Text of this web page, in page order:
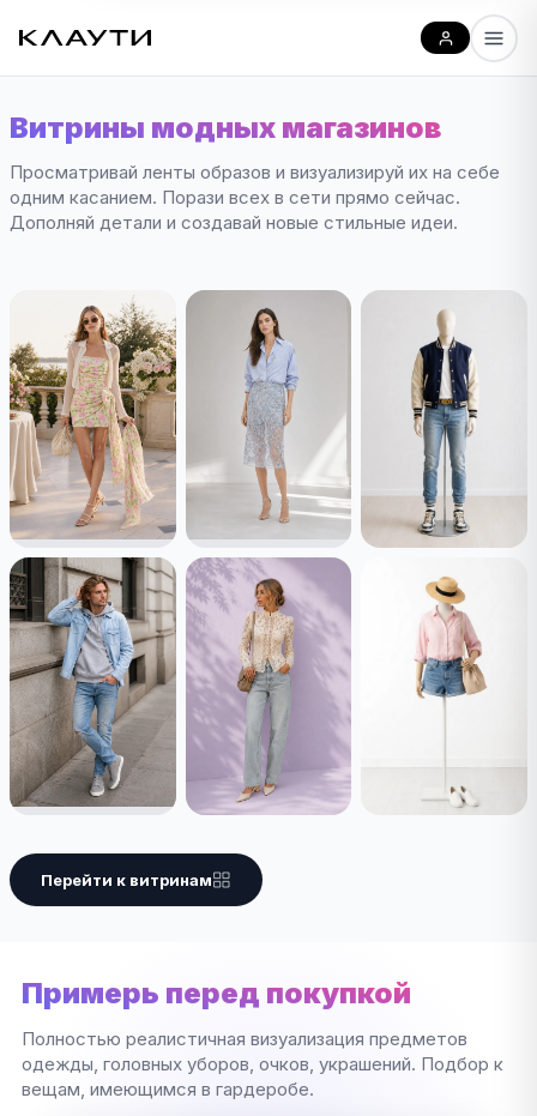
Витрины модных магазинов
Просматривай ленты образов и визуализируй их на себе
одним касанием. Порази всех в сети прямо сейчас.
Дополняй детали и создавай новые стильные идеи.
Перейти к витринам
Примерь перед покупкой
Полностью реалистичная визуализация предметов
одежды, головных уборов, очков, украшений. Подбор к
вещам, имеющимся в гардеробе.